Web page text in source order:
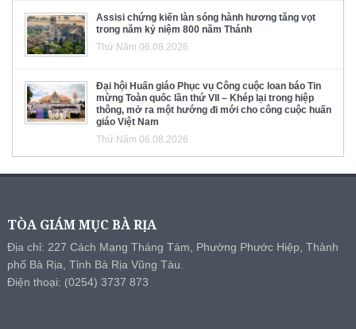
Assisi chứng kiến làn sóng hành hương tăng vọt
trong năm kỷ niệm 800 năm Thánh
Thứ Năm 06.08.2026
Đại hội Huấn giáo Phục vụ Công cuộc loan báo Tin
mừng Toàn quốc lần thứ VII – Khép lại trong hiệp
thông, mở ra một hướng đi mới cho công cuộc huấn
giáo Việt Nam
Thứ Năm 06.08.2026
TÒA GIÁM MỤC BÀ RỊA
Địa chỉ: 227 Cách Mạng Tháng Tám, Phường Phước Hiệp, Thành
phố Bà Rịa, Tỉnh Bà Rịa Vũng Tàu.
Điện thoại: (0254) 3737 873